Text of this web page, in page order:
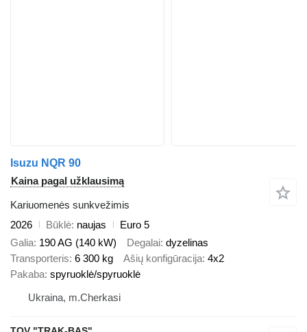
Isuzu NQR 90
Kaina pagal užklausimą
Kariuomenės sunkvežimis
2026
Būklė naujas
Euro 5
Galia 190 AG (140 kW) Degalai dyzelinas
Transporteris 6 300 kg Ašių konfigūracija 4x2
Pakaba spyruoklė/spyruoklė
Ukraina, m.Cherkasi